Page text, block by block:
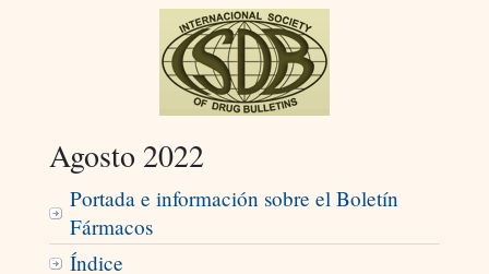
Agosto 2022
Portada e información sobre el Boletín
Fármacos
Índice